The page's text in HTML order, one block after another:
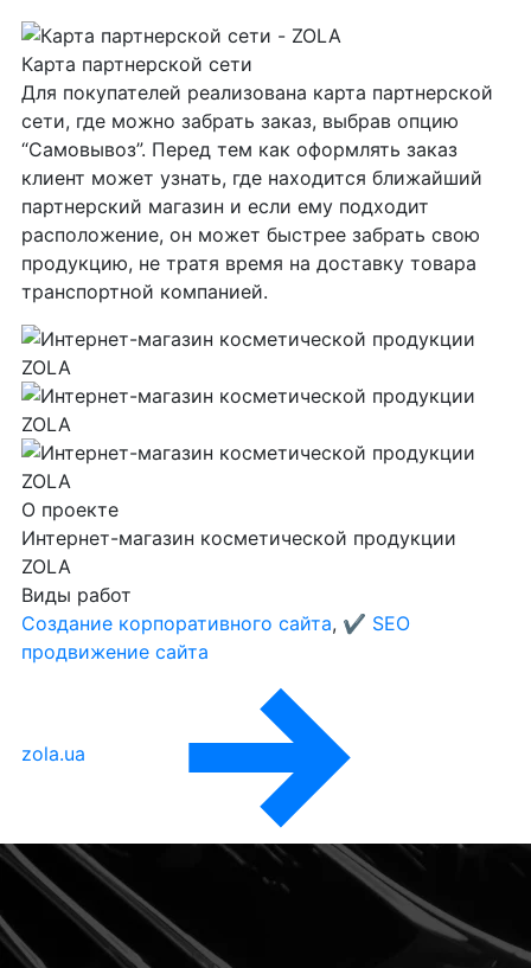
Карта партнерской сети
Для покупателей реализована карта партнерской
сети, где можно забрать заказ, выбрав опцию
“Самовывоз”. Перед тем как оформлять заказ
клиент может узнать, где находится ближайший
партнерский магазин и если ему подходит
расположение, он может быстрее забрать свою
продукцию, не тратя время на доставку товара
транспортной компанией.
О проекте
Интернет-магазин косметической продукции
ZOLA
Виды работ
Создание корпоративного сайта, ✔️ SEO
продвижение сайта
zola.ua